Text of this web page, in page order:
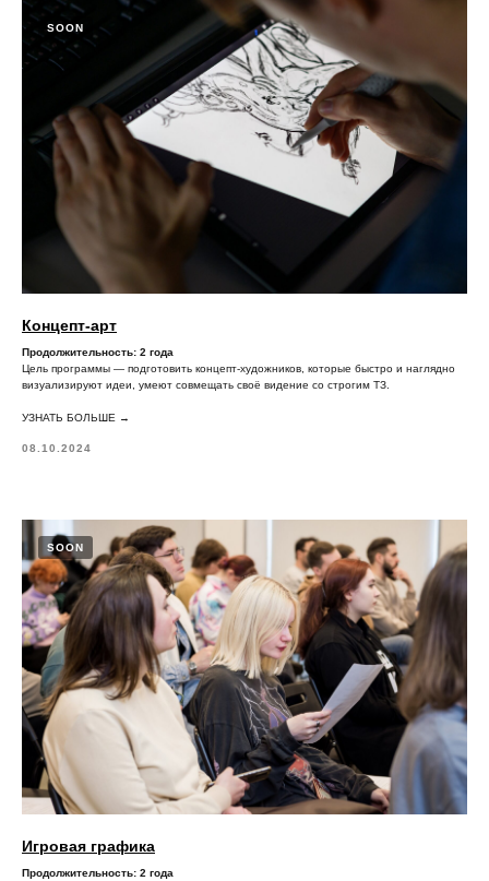
SOON
Концепт-арт
Продолжительность: 2 года
Цель программы — подготовить концепт-художников, которые быстро и наглядно
визуализируют идеи, умеют совмещать своё видение со строгим ТЗ.
УЗНАТЬ БОЛЬШЕ →
08.10.2024
SOON
Игровая графика
Продолжительность: 2 года
Лицензия
Способы оплаты и правила возврата
денежных средств
Лицензия на осуществление
образовательной деятельности АНО ВО
«Универсальный Университет»